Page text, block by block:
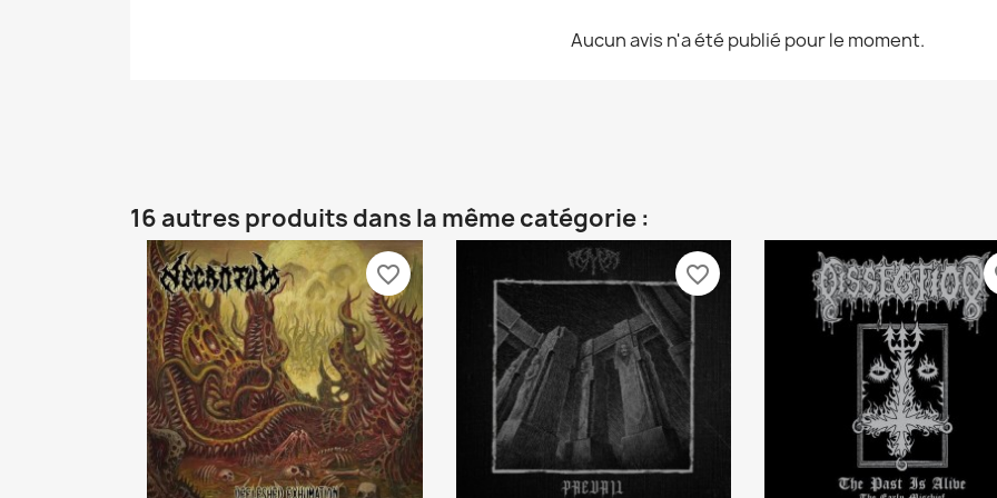
Aucun avis n'a été publié pour le moment.
16 autres produits dans la même catégorie :
favorite_border favorite_border